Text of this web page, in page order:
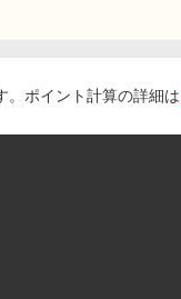
。ポイント計算の詳細は